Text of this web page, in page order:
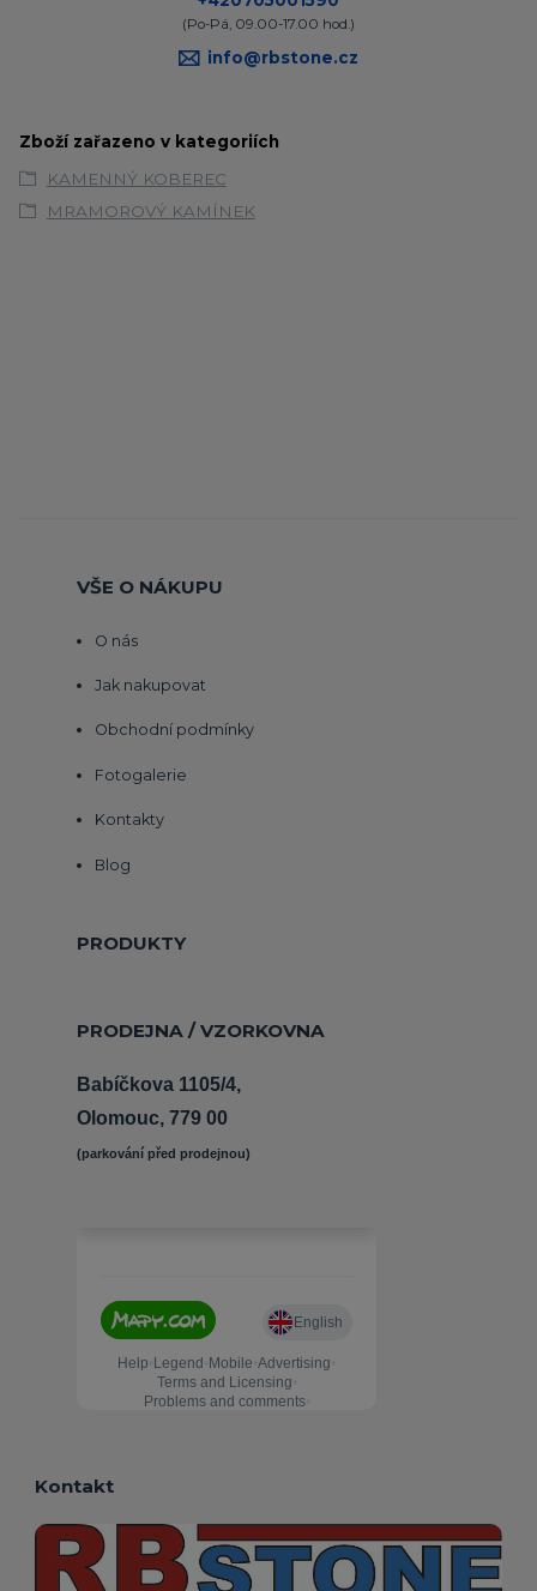
(Po-Pá, 09.00-17.00 hod.)
info@rbstone.cz
Zboží zařazeno v kategoriích
KAMENNÝ KOBEREC
MRAMOROVÝ KAMÍNEK
VŠE O NÁKUPU
O nás
Jak nakupovat
Obchodní podmínky
Fotogalerie
Kontakty
Blog
PRODUKTY
PRODEJNA / VZORKOVNA
Babíčkova 1105/4,
Olomouc, 779 00
(parkování před prodejnou)
Kontakt